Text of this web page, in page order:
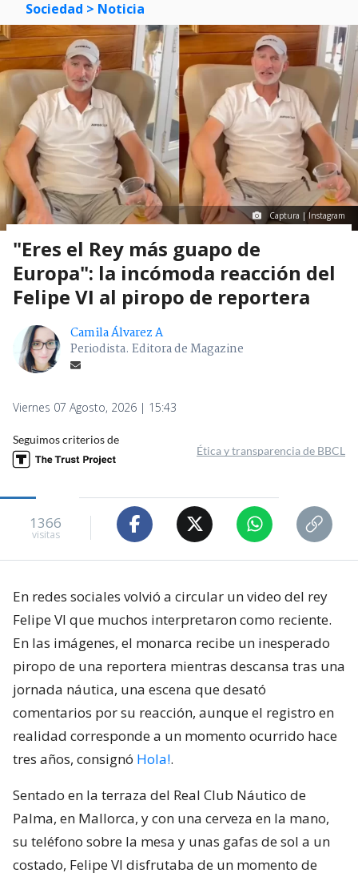
Sociedad > Noticia
Captura | Instagram
"Eres el Rey más guapo de
Europa": la incómoda reacción del
Felipe VI al piropo de reportera
Camila Álvarez A
Periodista. Editora de Magazine
Viernes 07 Agosto, 2026 | 15:43
Seguimos criterios de
Ética y transparencia de BBCL
1366
visitas
En redes sociales volvió a circular un video del rey
Felipe VI que muchos interpretaron como reciente.
En las imágenes, el monarca recibe un inesperado
piropo de una reportera mientras descansa tras una
jornada náutica, una escena que desató
comentarios por su reacción, aunque el registro en
realidad corresponde a un momento ocurrido hace
tres años, consignó Hola!.
Sentado en la terraza del Real Club Náutico de
Palma, en Mallorca, y con una cerveza en la mano,
su teléfono sobre la mesa y unas gafas de sol a un
costado, Felipe VI disfrutaba de un momento de